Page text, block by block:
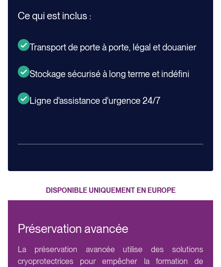
Ce qui est inclus :
Transport de porte à porte, légal et douanier
Stockage sécurisé à long terme et indéfini
Ligne d'assistance d'urgence 24/7
DISPONIBLE UNIQUEMENT EN EUROPE
Préservation avancée
La préservation avancée utilise des solutions
cryoprotectrices pour empêcher la formation de